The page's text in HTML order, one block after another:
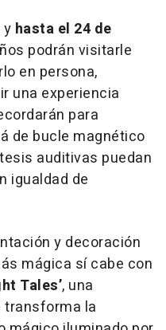
y hasta el 24 de
podrán visitarle
en persona,
una experiencia
para
de bucle magnético
auditivas puedan
igualdad de
y decoración
mágica sí cabe con
Tales’, una
transforma la